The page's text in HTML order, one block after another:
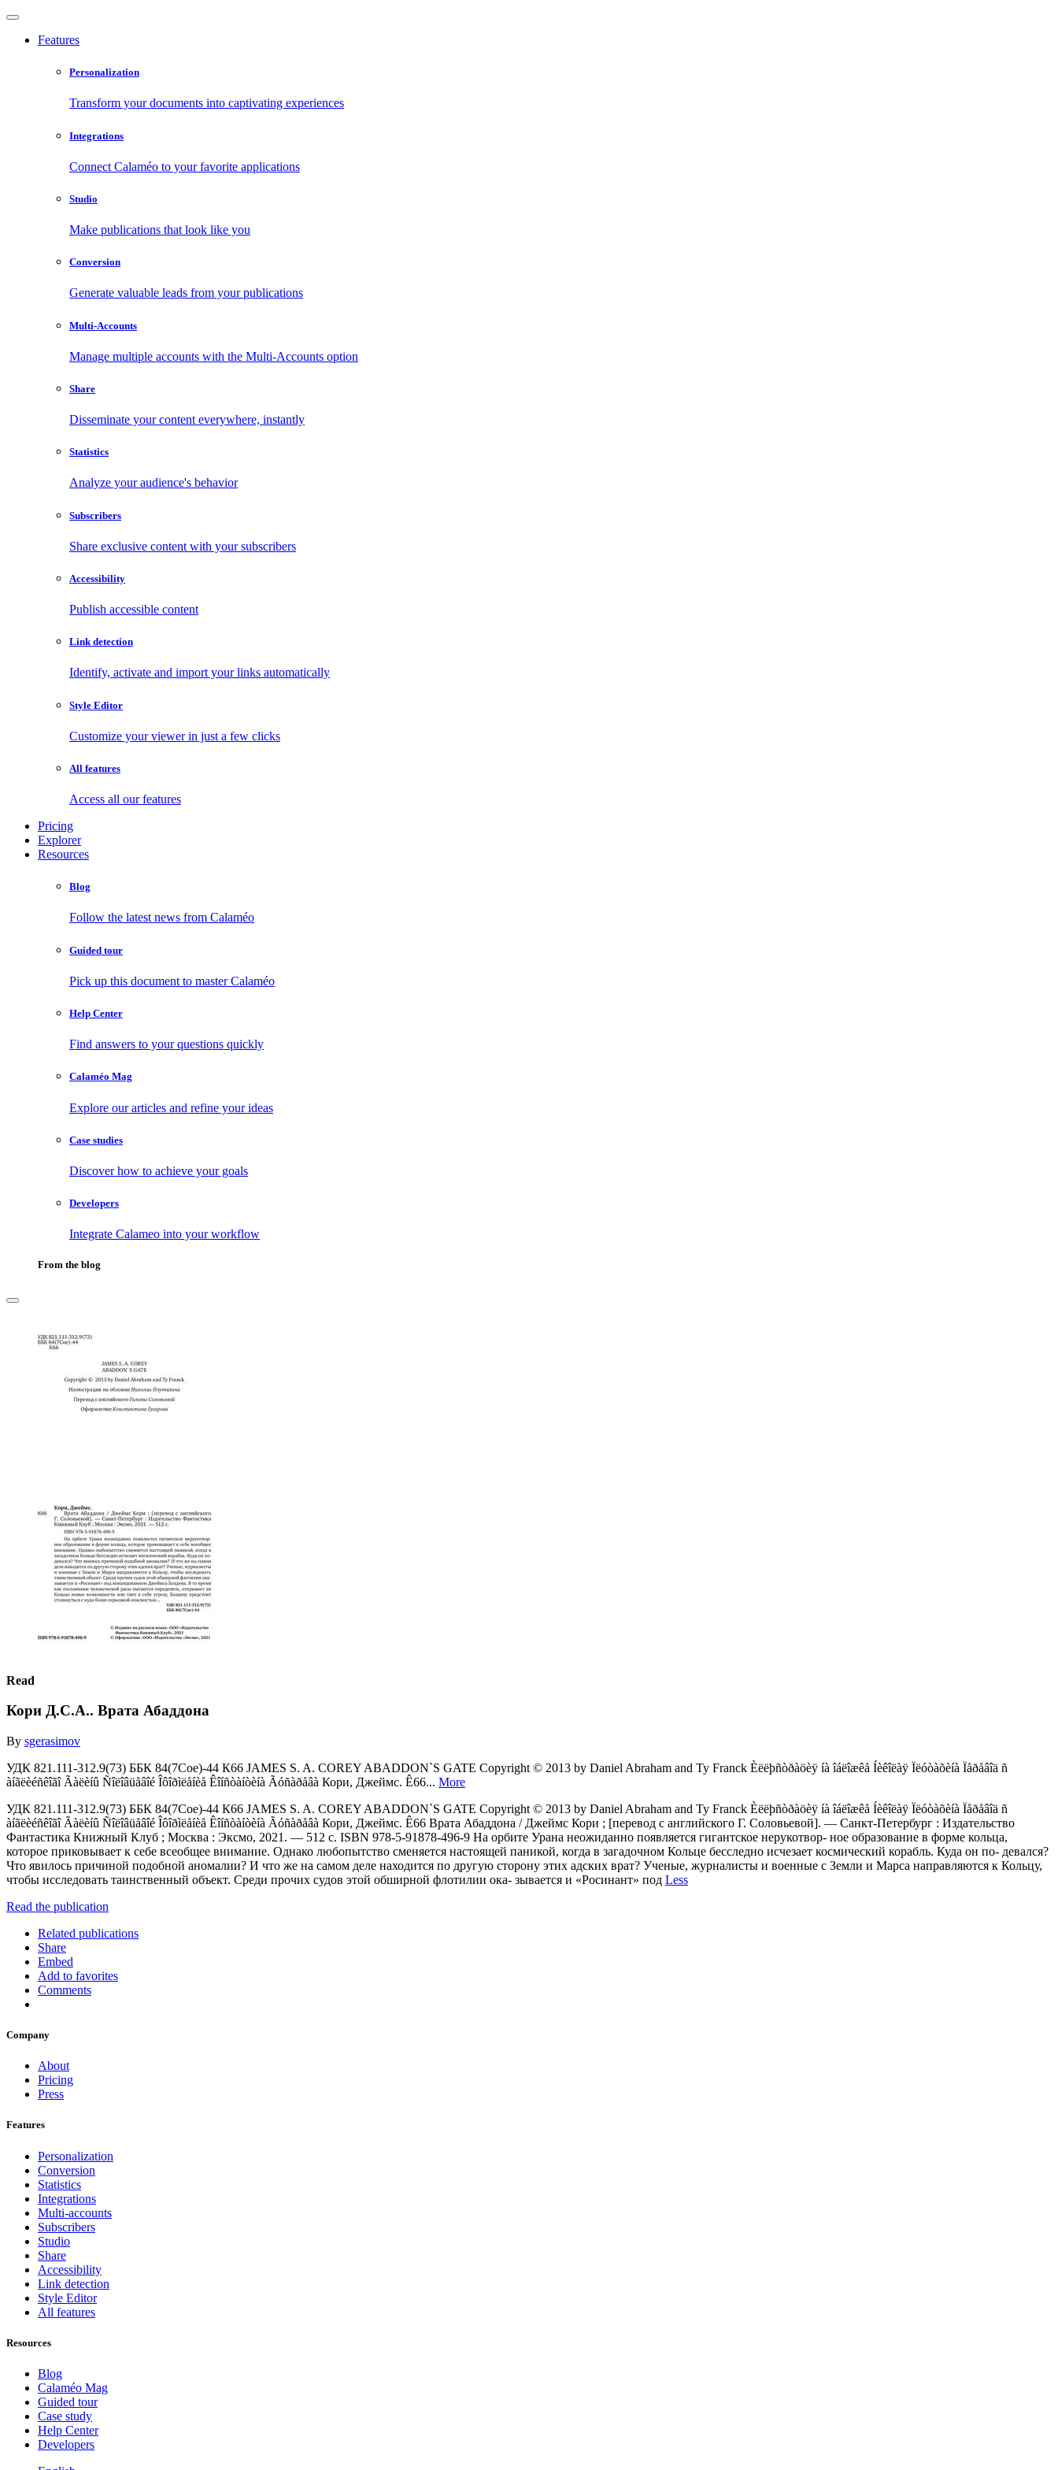
Features
Personalization
Transform your documents into captivating experiences
Integrations
Connect Calaméo to your favorite applications
Studio
Make publications that look like you
Conversion
Generate valuable leads from your publications
Multi-Accounts
Manage multiple accounts with the Multi-Accounts option
Share
Disseminate your content everywhere, instantly
Statistics
Analyze your audience's behavior
Subscribers
Share exclusive content with your subscribers
Accessibility
Publish accessible content
Link detection
Identify, activate and import your links automatically
Style Editor
Customize your viewer in just a few clicks
All features
Access all our features
Pricing
Explorer
Resources
Blog
Follow the latest news from Calaméo
Guided tour
Pick up this document to master Calaméo
Help Center
Find answers to your questions quickly
Calaméo Mag
Explore our articles and refine your ideas
Case studies
Discover how to achieve your goals
Developers
Integrate Calameo into your workflow
From the blog
Read
Кори Д.С.А.. Врата Абаддона
By sgerasimov
УДК 821.111-312.9(73) ББК 84(7Сое)-44 К66 JAMES S. A. COREY ABADDON`S GATE Copyright © 2013 by Daniel Abraham and Ty Franck Èëëþñòðàöèÿ íà îáëîæêå Íèêîëàÿ Ïëóòàõèíà Ïåðåâîä ñ
àíãëèéñêîãî Ãàëèíû Ñîëîâüåâîé Îôîðìëåíèå Êîíñòàíòèíà Ãóñàðåâà Кори, Джеймс. Ê66... More
УДК 821.111-312.9(73) ББК 84(7Сое)-44 К66 JAMES S. A. COREY ABADDON`S GATE Copyright © 2013 by Daniel Abraham and Ty Franck Èëëþñòðàöèÿ íà îáëîæêå Íèêîëàÿ Ïëóòàõèíà Ïåðåâîä ñ
àíãëèéñêîãî Ãàëèíû Ñîëîâüåâîé Îôîðìëåíèå Êîíñòàíòèíà Ãóñàðåâà Кори, Джеймс. Ê66 Врата Абаддона / Джеймс Кори ; [перевод с английского Г. Соловьевой]. — Санкт-Петербург : Издательство
Фантастика Книжный Клуб ; Москва : Эксмо, 2021. — 512 с. ISBN 978-5-91878-496-9 На орбите Урана неожиданно появляется гигантское нерукотвор- ное образование в форме кольца,
которое приковывает к себе всеобщее внимание. Однако любопытство сменяется настоящей паникой, когда в загадочном Кольце бесследно исчезает космический корабль. Куда он по- девался?
Что явилось причиной подобной аномалии? И что же на самом деле находится по другую сторону этих адских врат? Ученые, журналисты и военные с Земли и Марса направляются к Кольцу,
чтобы исследовать таинственный объект. Среди прочих судов этой обширной флотилии ока- зывается и «Росинант» под Less
Read the publication
Related publications
Share
Embed
Add to favorites
Comments
Company
About
Pricing
Press
Features
Personalization
Conversion
Statistics
Integrations
Multi-accounts
Subscribers
Studio
Share
Accessibility
Link detection
Style Editor
All features
Resources
Blog
Calaméo Mag
Guided tour
Case study
Help Center
Developers